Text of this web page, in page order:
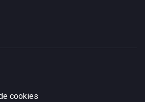
cookies